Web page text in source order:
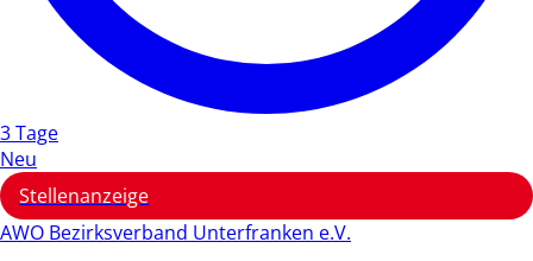
3 Tage
Neu
Stellenanzeige
AWO Bezirksverband Unterfranken e.V.